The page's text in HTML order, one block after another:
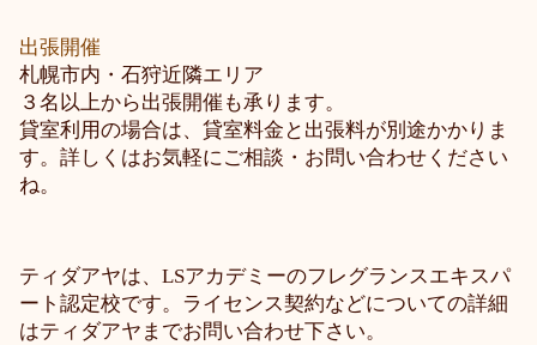
出張開催
札幌市内・石狩近隣エリア
３名以上から出張開催も承ります。
貸室利用の場合は、貸室料金と出張料が別途かかりま
す。詳しくはお気軽にご相談・お問い合わせください
ね。
ティダアヤは、 LSアカデミーのフレグランスエキスパ
ート認定校です。 ライセンス契約などについての詳細
はティダアヤまでお問い合わせ下さい。